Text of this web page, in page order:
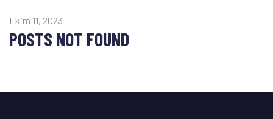
Ekim 11, 2023
POSTS NOT FOUND